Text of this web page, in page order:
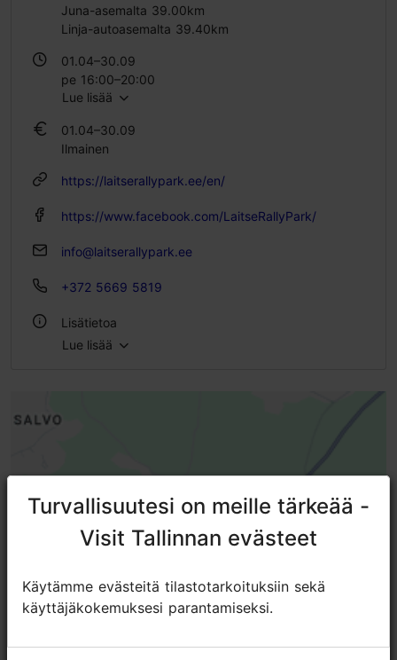
Juna-asemalta 39.00km
Linja-autoasemalta 39.40km
01.04–30.09
pe 16:00–20:00
la – su 11:00–20:00
Lue lisää
01.04–30.09
Ilmainen
https://laitserallypark.ee/en/
https://www.facebook.com/LaitseRallyPark/
info@laitserallypark.ee
+372 5669 5819
Lisätietoa
Lue lisää
Turvallisuutesi on meille tärkeää -
Visit Tallinnan evästeet
Käytämme evästeitä tilastotarkoituksiin sekä
käyttäjäkokemuksesi parantamiseksi.
Turvallisuutesi on meille tärkeää -
Visit Tallinnan evästeet
Käytämme evästeitä tilastotarkoituksiin sekä
käyttäjäkokemuksesi parantamiseksi.